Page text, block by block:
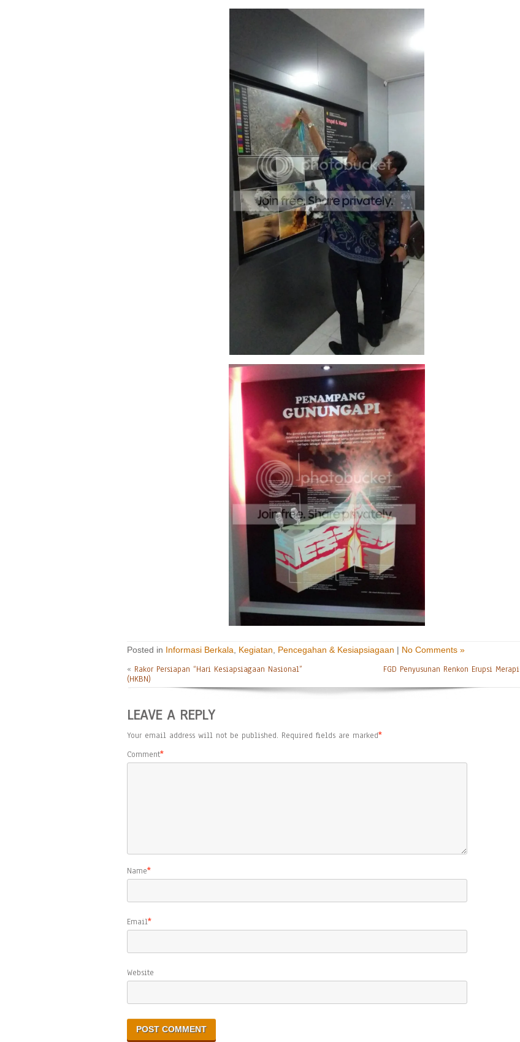
Posted in Informasi Berkala Kegiatan Pencegahan & Kesiapsiagaan | No Comments »
« Rakor Persiapan “Hari Kesiapsiagaan Nasional”
(HKBN)
FGD Penyusunan Renkon Erupsi Merapi
LEAVE A REPLY
Your email address will not be published. Required fields are marked*
Comment*
Name*
Email*
Website